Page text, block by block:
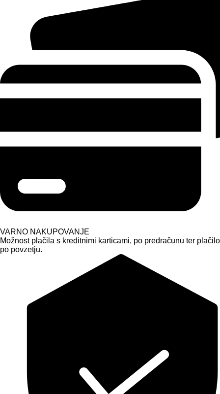
VARNO NAKUPOVANJE
Možnost plačila s kreditnimi karticami, po predračunu ter plačilo
po povzetju.